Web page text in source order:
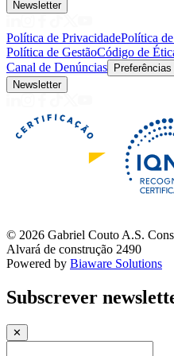
Newsletter
Política de PrivacidadePolítica
Política de GestãoCódigo de
Canal de Denúncias
Newsletter
© 2026 Gabriel Couto A.S.
Alvará de construção 2490
Powered by Biaware Solutions
Subscrever
✕